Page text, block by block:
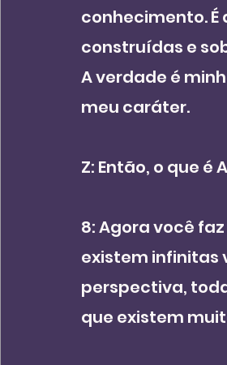
conhecimento.
construídas e
A verdade é
meu caráter.
Z: Então, o que é
8: Agora você
existem infinitas
perspectiva,
que existem